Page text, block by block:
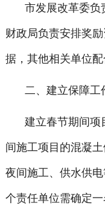
市发展改革委负
财政局负责安排奖
据，其他相关单位配
二、建立保障工
建立春节期间项
间施工项目的混凝
夜间施工、供水供
个责任单位需确定